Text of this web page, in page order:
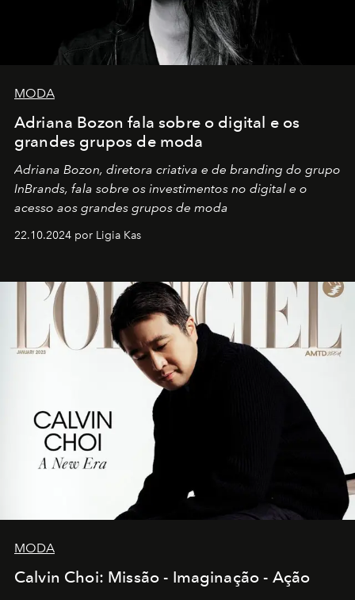
MODA
Adriana Bozon fala sobre o digital e os
grandes grupos de moda
Adriana Bozon, diretora criativa e de branding do grupo
InBrands, fala sobre os investimentos no digital e o
acesso aos grandes grupos de moda
22.10.2024 por Ligia Kas
MODA
Calvin Choi: Missão - Imaginação - Ação